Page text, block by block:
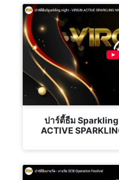
ปาร์ตี้ธีม
ACTIVE